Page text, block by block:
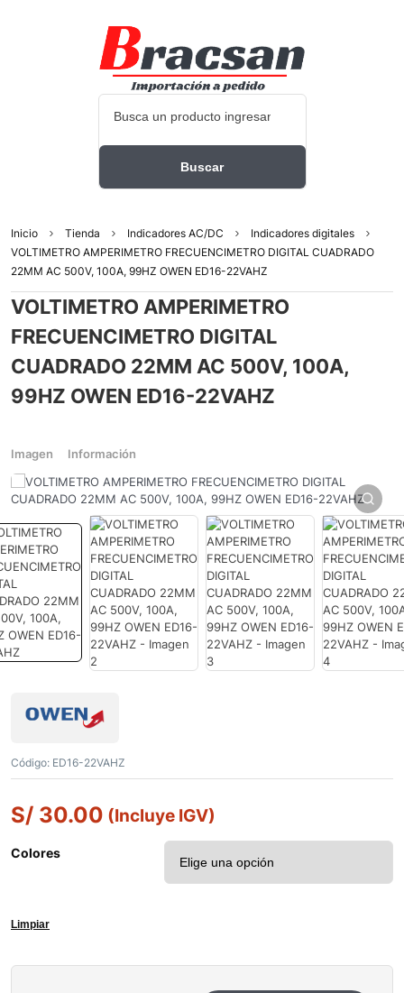
Inicio Tienda Indicadores AC/DC
Indicadores digitales
VOLTIMETRO AMPERIMETRO FRECUENCIMETRO DIGITAL CUADRADO
22MM AC 500V, 100A, 99HZ OWEN ED16-22VAHZ
VOLTIMETRO AMPERIMETRO
FRECUENCIMETRO DIGITAL
CUADRADO 22MM AC 500V, 100A,
99HZ OWEN ED16-22VAHZ
Imagen Información
Código: ED16-22VAHZ
S/ 30.00 (Incluye IGV)
Colores
Limpiar